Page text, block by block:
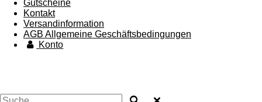
Gutscheine
Kontakt
Versandinformation
AGB Allgemeine Geschäftsbedingungen
Konto